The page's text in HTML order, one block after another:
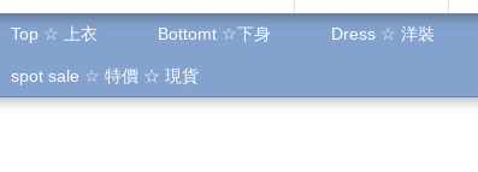
Top ☆ 上衣 Bottomt ☆下身 Dress ☆ 洋裝
spot sale ☆ 特價 ☆ 現貨